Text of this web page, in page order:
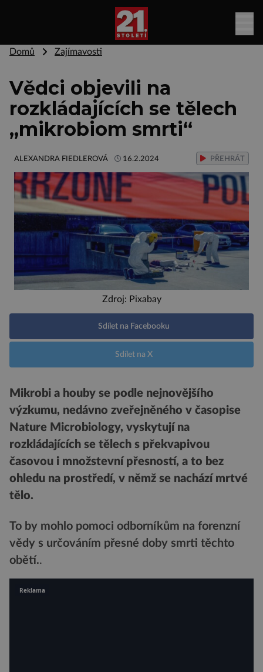
Domů Zajímavosti
Vědci objevili na
rozkládajících se tělech
„mikrobiom smrti“
ALEXANDRA FIEDLEROVÁ 16.2.2024 PŘEHRÁT
Zdroj: Pixabay
Sdílet na Facebooku
Sdílet na X
Mikrobi a houby se podle nejnovějšího
výzkumu, nedávno zveřejněného v časopise
Nature Microbiology, vyskytují na
rozkládajících se tělech s překvapivou
časovou i množstevní přesností, a to bez
ohledu na prostředí, v němž se nachází mrtvé
tělo.
To by mohlo pomoci odborníkům na forenzní
vědy s určováním přesné doby smrti těchto
obětí..
Reklama